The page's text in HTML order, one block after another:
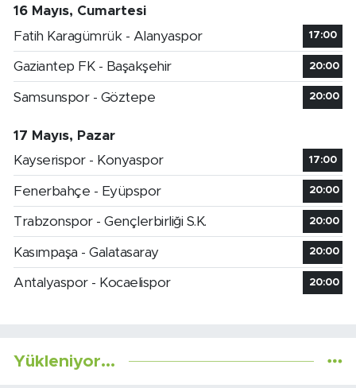
16 Mayıs, Cumartesi
Fatih Karagümrük - Alanyaspor
17:00
Gaziantep FK - Başakşehir 20:00
Samsunspor - Göztepe 20:00
17 Mayıs, Pazar
Kayserispor - Konyaspor
17:00
Fenerbahçe - Eyüpspor 20:00
Trabzonspor - Gençlerbirliği S.K. 20:00
Kasımpaşa - Galatasaray 20:00
Antalyaspor - Kocaelispor 20:00
Yükleniyor...